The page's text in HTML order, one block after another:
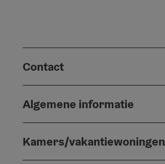
Contact
Algemene informatie
Kamers/vakantiewoningen